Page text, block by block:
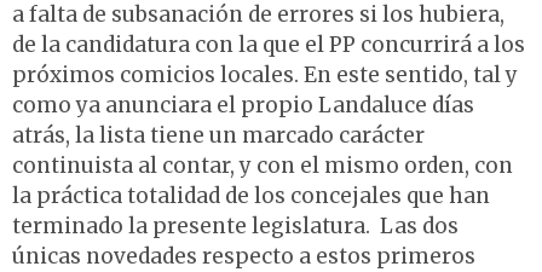
a falta de subsanación de errores si los hubiera,
de la candidatura con la que el PP concurrirá a los
próximos comicios locales. En este sentido, tal y
como ya anunciara el propio Landaluce días
atrás, la lista tiene un marcado carácter
continuista al contar, y con el mismo orden, con
la práctica totalidad de los concejales que han
terminado la presente legislatura. Las dos
únicas novedades respecto a estos primeros